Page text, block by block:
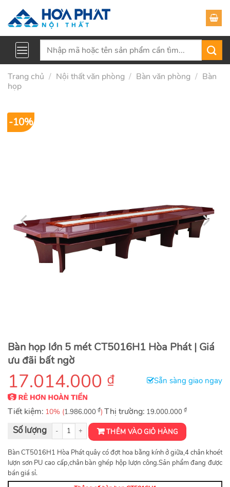
Tìm
Trang chủ / Nội thất văn phòng / Bàn văn phòng / Bàn
họp
-10%
Bàn họp lớn 5 mét CT5016H1 Hòa Phát | Giá
ưu đãi bất ngờ
17.014.000 ₫ Sẵn sàng giao ngay
Tiết kiệm: 10% (1.986.000 ₫) Thị trường: 19.000.000 ₫
Bàn họp sơn PU CT5016H1 số lượngTHÊM VÀO GIỎ HÀNG
Bàn CT5016H1 Hòa Phát quây có đợt hoa bằng kính ở giữa,4 chân khoét
lượn sơn PU cao cấp,chân bàn ghép hộp lượn công.Sản phẩm đang được
bán giá sỉ.